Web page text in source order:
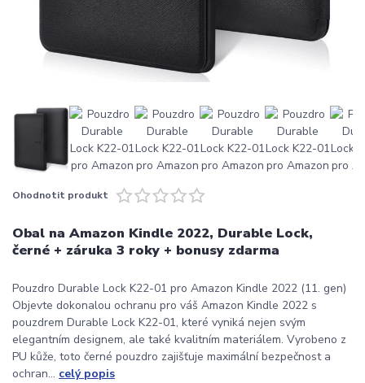
Ohodnotit produkt
Obal na Amazon Kindle 2022, Durable Lock,
černé + záruka 3 roky + bonusy zdarma
Pouzdro Durable Lock K22-01 pro Amazon Kindle 2022 (11. gen)
Objevte dokonalou ochranu pro váš Amazon Kindle 2022 s
pouzdrem Durable Lock K22-01, které vyniká nejen svým
elegantním designem, ale také kvalitním materiálem. Vyrobeno z
PU kůže, toto černé pouzdro zajišťuje maximální bezpečnost a
ochran... celý popis